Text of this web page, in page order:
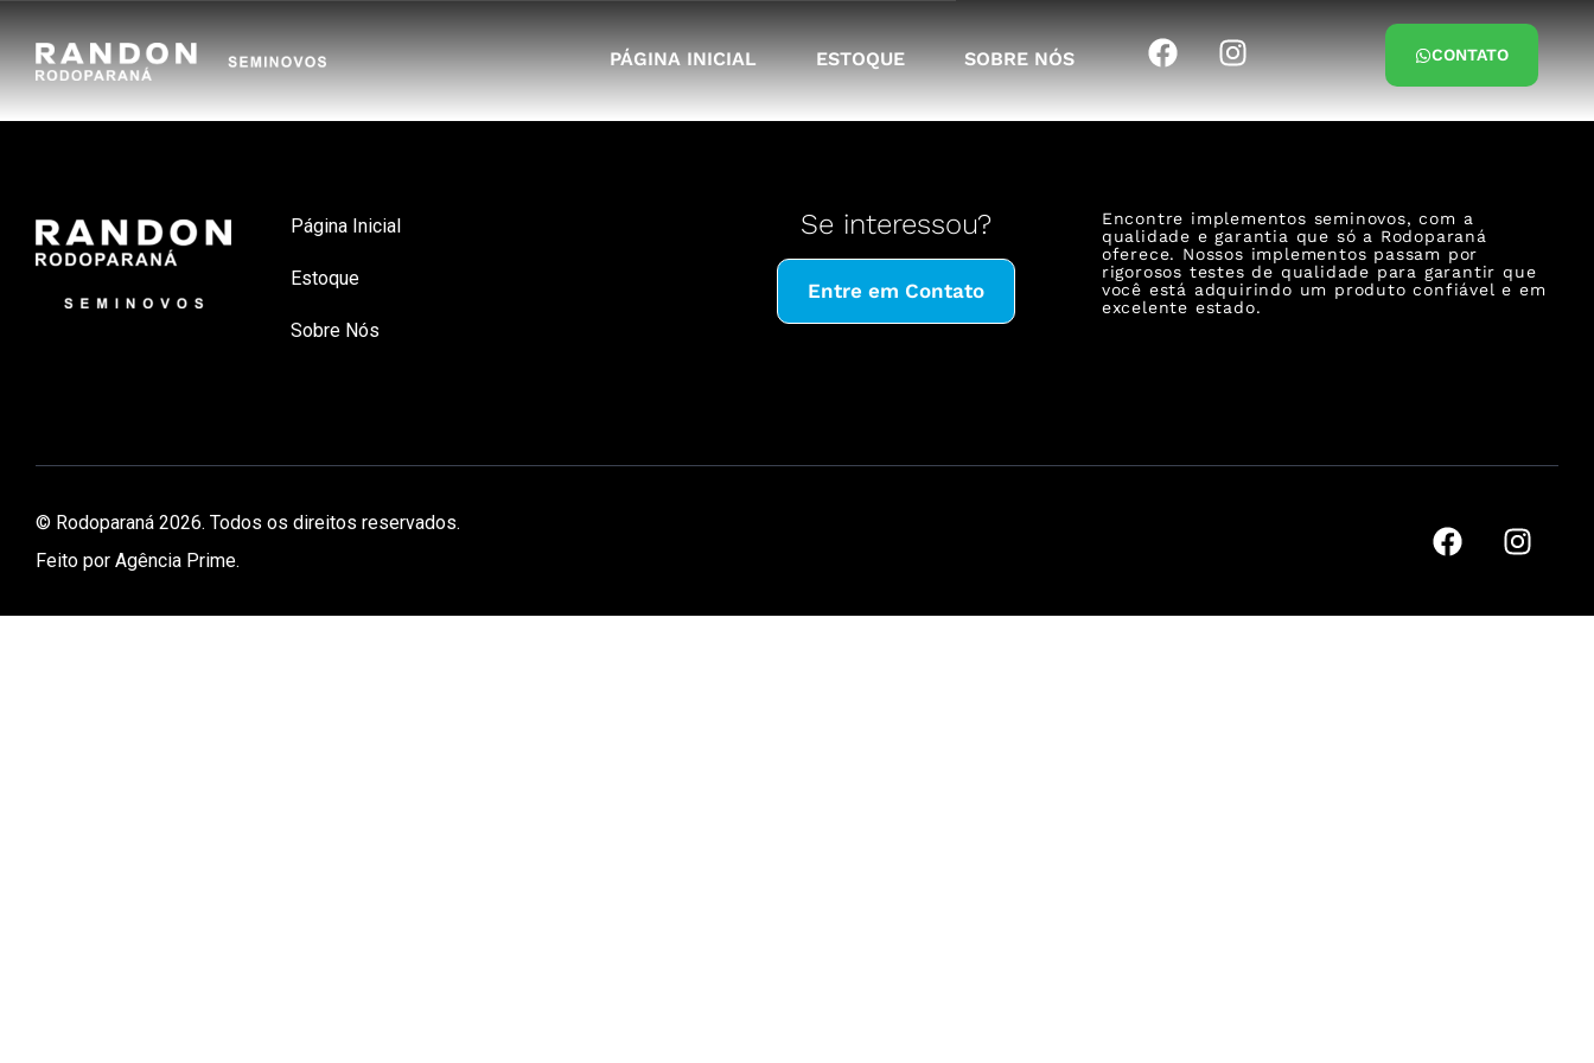
PÁGINA INICIAL ESTOQUE SOBRE NÓS CONTATO
Página Inicial
Estoque
Sobre Nós
Se interessou?
Entre em Contato
Encontre implementos seminovos, com a
qualidade e garantia que só a Rodoparaná
oferece. Nossos implementos passam por
rigorosos testes de qualidade para garantir que
você está adquirindo um produto confiável e em
excelente estado.
© Rodoparaná 2026. Todos os direitos reservados.
Feito por Agência Prime.